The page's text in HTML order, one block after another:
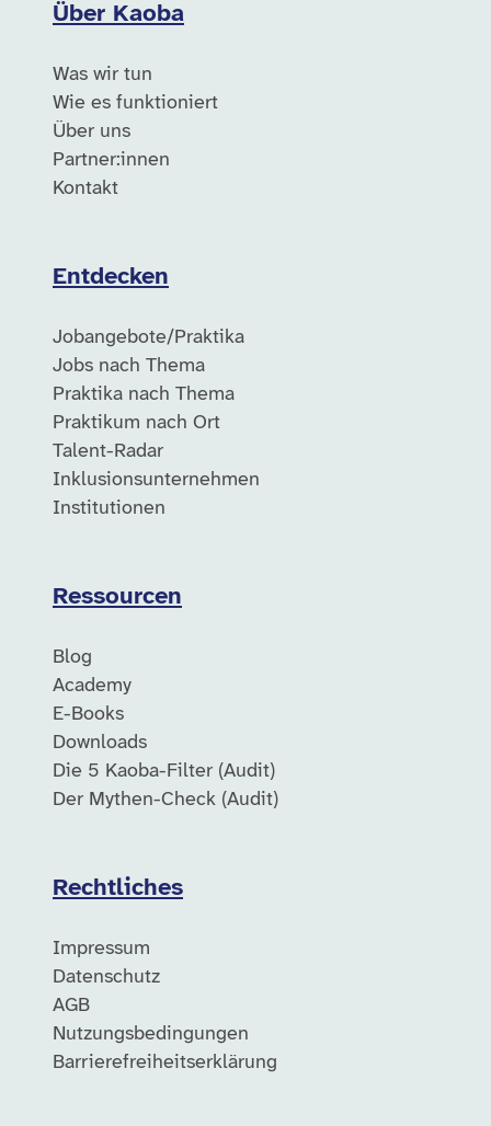
Über Kaoba
Was wir tun
Wie es funktioniert
Über uns
Partner:innen
Kontakt
Entdecken
Jobangebote/Praktika
Jobs nach Thema
Praktika nach Thema
Praktikum nach Ort
Talent-Radar
Inklusionsunternehmen
Institutionen
Ressourcen
Blog
Academy
E-Books
Downloads
Die 5 Kaoba-Filter (Audit)
Der Mythen-Check (Audit)
Rechtliches
Impressum
Datenschutz
AGB
Nutzungsbedingungen
Barrierefreiheitserklärung